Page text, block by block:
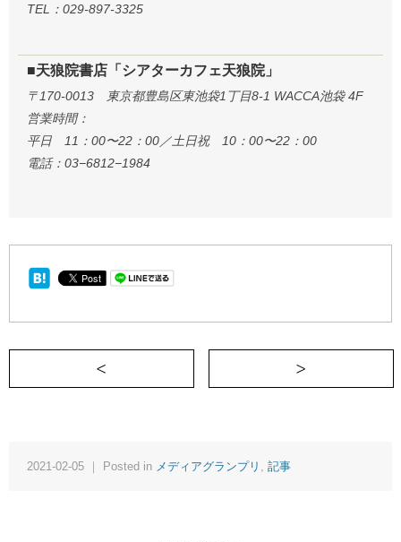
TEL：029-897-3325
■天狼院書店「シアターカフェ天狼院」
〒170-0013 東京都豊島区東池袋1丁目8-1 WACCA池袋 4F
営業時間：
平日 11：00〜22：00／土日祝 10：00〜22：00
電話：03−6812−1984
＜ 思春期の私を支えてくれた本 ～「ス
2021-02-05 ｜ Posted in メディアグランプリ 記事